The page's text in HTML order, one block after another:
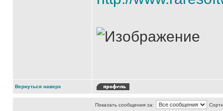
Вернуться наверх
Показать сообщения за: